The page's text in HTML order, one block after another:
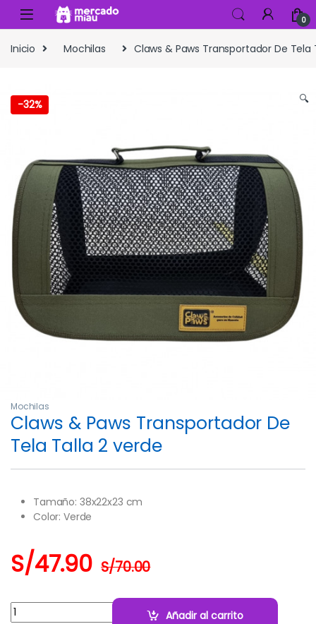
Skip to navigation
Skip to content
0
Inicio Mochilas Claws & Paws Transportador De Tela
-32% 🔍
Mochilas
Claws & Paws Transportador De
Tela Talla 2 verde
Tamaño: 38x22x23 cm
Color: Verde
S/47.90 S/70.00
Cantidad:
Añadir al carrito